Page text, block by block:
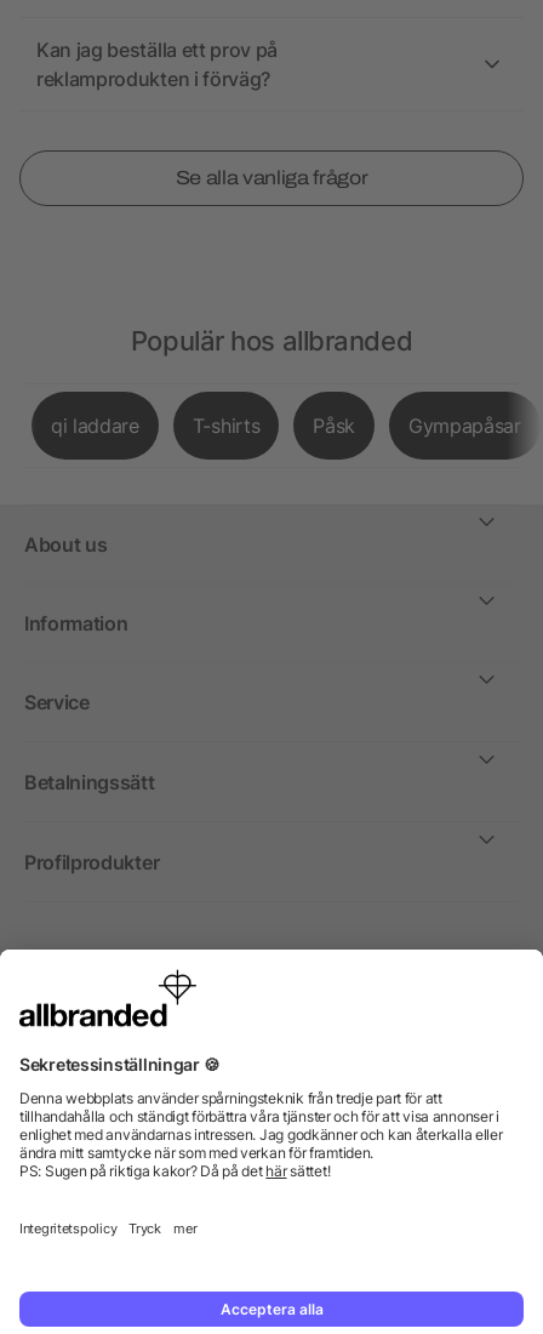
Kan jag beställa ett prov på
reklamprodukten i förväg?
Se alla vanliga frågor
Populär hos allbranded
qi laddare T-shirts Påsk Gympapåsar
About us
Information
Service
Betalningssätt
Profilprodukter
Internationellt
enbart till företag, institutioner, föreningar och
© 2026 allbranded GmbH.